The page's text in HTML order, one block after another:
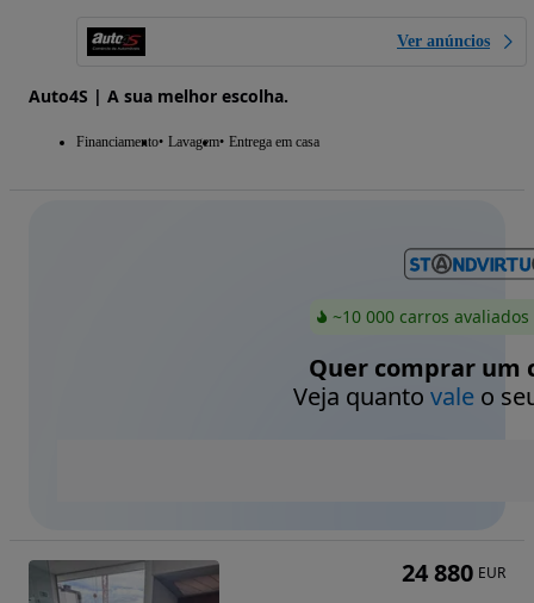
Ver anúncios
Auto4S | A sua melhor escolha.
Financiamento Lavagem Entrega em casa
~10 000 carros
Quer comprar um
Veja quanto valeo
24 880 EUR